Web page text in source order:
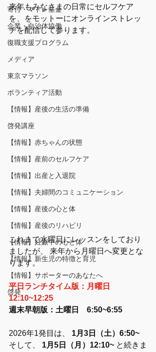
寄付・マドレ基金
企業・自治体協働
復職支援プログラム
メディア
東京マラソン
ボランティア活動
【情報】産後の生活の準備
啓発講座
【情報】赤ちゃんの状態
【情報】産前のセルフケア
【情報】出産と入退院
【情報】夫婦間のコミュニケーション
【情報】産後の心と体
【情報】産後のリハビリ
【情報】妊娠中の心と体
【情報】新生児の特徴と育児
【情報】サポーターのあなたへ
啓発
来年もみなさまの日常にセルフケア
を、をモットーにオンラインストレッ
チを配信して参ります。
これまで水曜日にレッスンをしており
ましたが、 来年から月曜日へ変更とな
ります。
平日ランチタイム版：月曜日
12:10~12:25
週末早朝版：土曜日　6:50~6:55
2026年1発目は、 1月3日（土）6:50~
そして、
1月5日（月）12:10~ と続きま